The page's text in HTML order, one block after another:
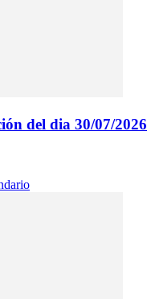
del dia 30/07/2026